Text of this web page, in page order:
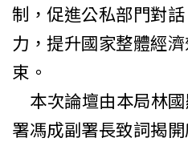
制，促進公私部門對
力，提升國家整體經
束。
本次論壇由本局林
署馮成副署長致詞揭